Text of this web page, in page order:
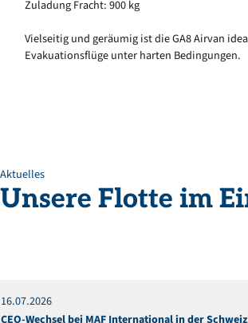
Zuladung Fracht: 900 kg
Vielseitig und geräumig ist die GA8 Airvan
Evakuationsflüge unter harten Bedingungen.
Aktuelles
Unsere Flotte im
Mitteilung
16.07.2026
CEO-Wechsel bei MAF International in der Schweiz